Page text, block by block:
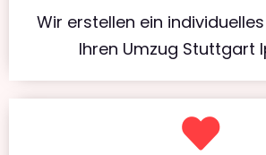
Wir erstellen ein
Ihren Umzug Stuttgart